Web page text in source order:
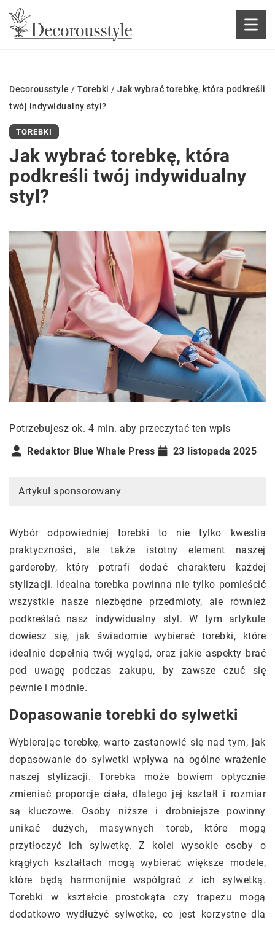
Decorousstyle / Torebki / Jak wybrać torebkę, która podkreśli
twój indywidualny styl?
TOREBKI
Jak wybrać torebkę, która
podkreśli twój indywidualny
styl?
Potrzebujesz ok. 4 min. aby przeczytać ten wpis
Redaktor Blue Whale Press
23 listopada 2025
Artykuł sponsorowany
Wybór odpowiedniej torebki to nie tylko kwestia
praktyczności, ale także istotny element naszej
garderoby, który potrafi dodać charakteru każdej
stylizacji. Idealna torebka powinna nie tylko pomieścić
wszystkie nasze niezbędne przedmioty, ale również
podkreślać nasz indywidualny styl. W tym artykule
dowiesz się, jak świadomie wybierać torebki, które
idealnie dopełnią twój wygląd, oraz jakie aspekty brać
pod uwagę podczas zakupu, by zawsze czuć się
pewnie i modnie.
Dopasowanie torebki do sylwetki
Wybierając torebkę, warto zastanowić się nad tym, jak
dopasowanie do sylwetki wpływa na ogólne wrażenie
naszej stylizacji. Torebka może bowiem optycznie
zmieniać proporcje ciała, dlatego jej kształt i rozmiar
są kluczowe. Osoby niższe i drobniejsze powinny
unikać dużych, masywnych toreb, które mogą
przytłoczyć ich sylwetkę. Z kolei wysokie osoby o
krągłych kształtach mogą wybierać większe modele,
które będą harmonijnie współgrać z ich sylwetką.
Torebki w kształcie prostokąta czy trapezu mogą
dodatkowo wydłużyć sylwetkę, co jest korzystne dla